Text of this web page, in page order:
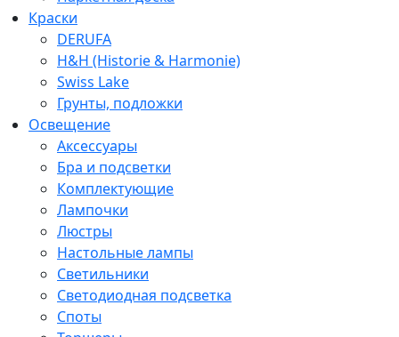
Краски
DERUFA
H&H (Historie & Harmonie)
Swiss Lake
Грунты, подложки
Освещение
Аксессуары
Бра и подсветки
Комплектующие
Лампочки
Люстры
Настольные лампы
Светильники
Светодиодная подсветка
Споты